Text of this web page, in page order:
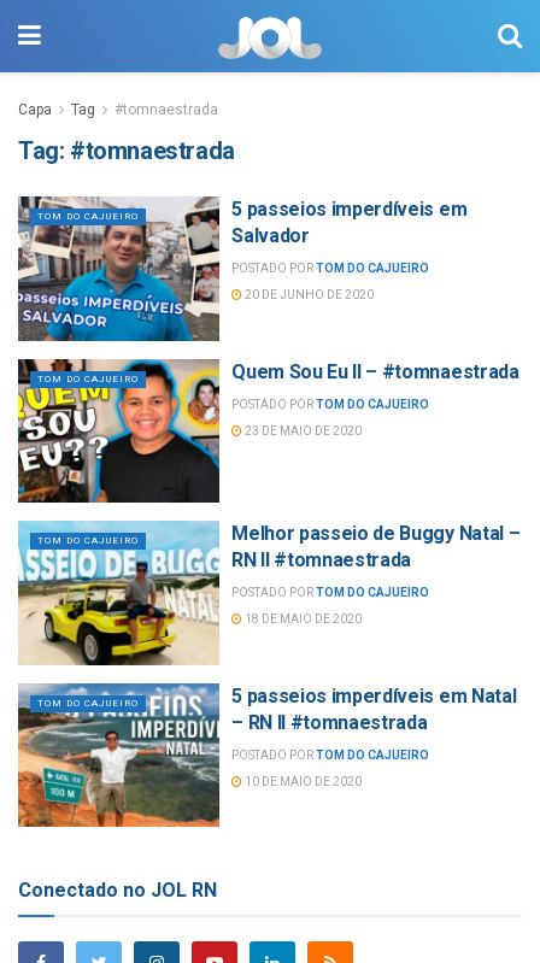
Capa Tag #tomnaestrada
Tag: #tomnaestrada
TOM DO CAJUEIRO
5 passeios imperdíveis em
Salvador
POSTADO PORTOM DO CAJUEIRO
20 DE JUNHO DE 2020
TOM DO CAJUEIRO Quem Sou Eu II – #tomnaestrada
POSTADO PORTOM DO CAJUEIRO
23 DE MAIO DE 2020
TOM DO CAJUEIRO
Melhor passeio de Buggy Natal –
RN II #tomnaestrada
POSTADO PORTOM DO CAJUEIRO
18 DE MAIO DE 2020
TOM DO CAJUEIRO
5 passeios imperdíveis em Natal
– RN II #tomnaestrada
POSTADO PORTOM DO CAJUEIRO
10 DE MAIO DE 2020
Conectado no JOL RN